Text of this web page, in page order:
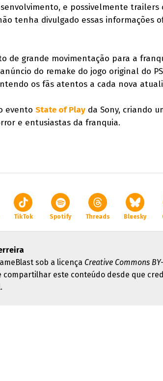
e possivelmente trailers
tenha divulgado essas informações
de grande movimentação para a
do remake do jogo original do
os fãs atentos a cada nova
evento State of Play da Sony, criando
e entusiastas da franquia.
TikTok Spotify Threads Bluesky
sob a licença Creative Commons
compartilhar este conteúdo desde que